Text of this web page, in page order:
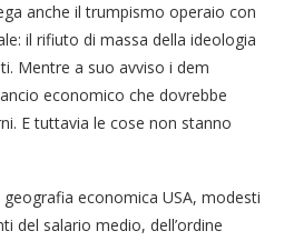
anche il trumpismo operaio con
il rifiuto di massa della ideologia
Mentre a suo avviso i dem
economico che dovrebbe
E tuttavia le cose non stanno
economica USA, modesti
del salario medio, dell’ordine